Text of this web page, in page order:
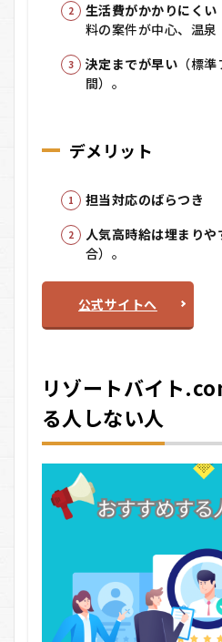
生活費がかかりにくい
料の案件が中心、温泉
決定までが早い （標
間）。
デメリット
担当対応のばらつき
人気高時給は埋まりや
合）。
公式サイトへ
リゾートバイト
る人しない人